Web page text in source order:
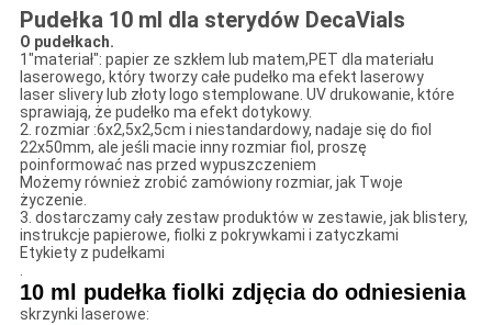
Pudełka 10 ml dla sterydów DecaVials
O pudełkach.
1"materiał": papier ze szkłem lub matem,PET dla materiału
laserowego, który tworzy całe pudełko ma efekt laserowy
laser slivery lub złoty logo stemplowane. UV drukowanie, które
sprawiają, że pudełko ma efekt dotykowy.
2. rozmiar :6x2,5x2,5cm i niestandardowy, nadaje się do fiol
22x50mm, ale jeśli macie inny rozmiar fiol, proszę
poinformować nas przed wypuszczeniem
Możemy również zrobić zamówiony rozmiar, jak Twoje
życzenie.
3. dostarczamy cały zestaw produktów w zestawie, jak blistery,
instrukcje papierowe, fiolki z pokrywkami i zatyczkami
Etykiety z pudełkami
.
10 ml pudełka fiolki zdjęcia do odniesienia
skrzynki laserowe: